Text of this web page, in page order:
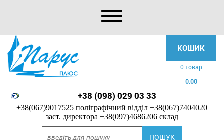
КОШИК
0 товар
0.00
+38 (098) 029 03 33
+38(067)9017525 поліграфічний відділ +38(067)7404020
заст. директора +38(097)4686206 склад